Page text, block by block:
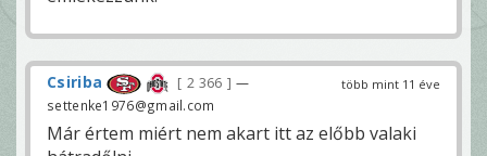
több mint 11 éve
Csiriba 2 366
—
settenke1976@gmail.com
Már értem miért nem akart itt az előbb valaki